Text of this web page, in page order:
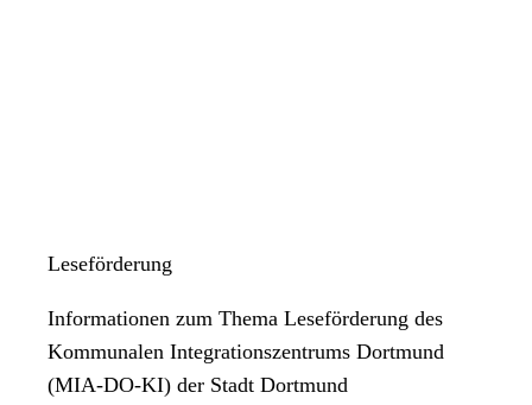
Leseförderung
Informationen zum Thema Leseförderung des
Kommunalen Integrationszentrums Dortmund
(MIA-DO-KI) der Stadt Dortmund